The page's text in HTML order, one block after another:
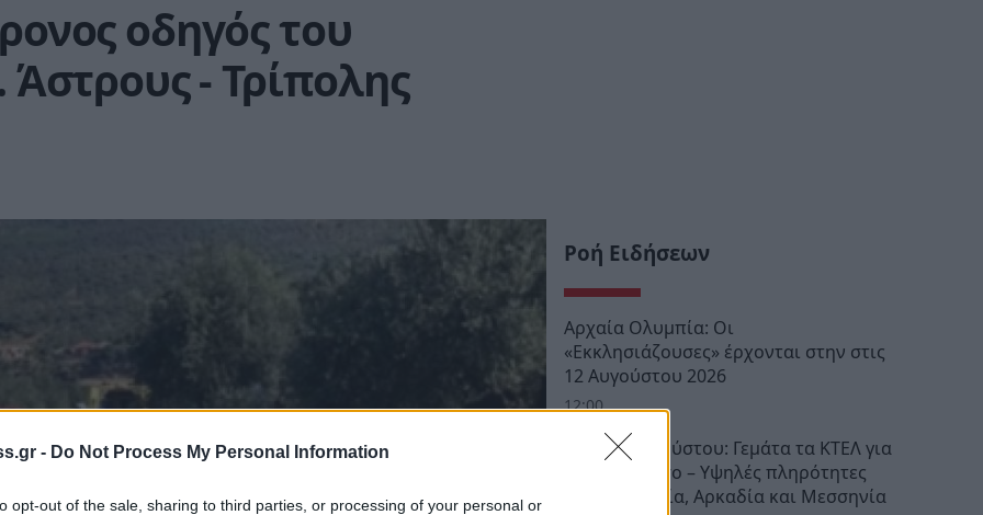
- Do Not Process My Personal Information
opt-out of the sale, sharing to third parties, or processing of your personal or
οδηγός του
- Τρίπολης
Ροή Ειδήσεων
Αρχαία Ολυμπία: Οι
«Εκκλησιάζουσες» έρχονται στην στις
12 Αυγούστου 2026
12:00
Έξοδος Αυγούστου: Γεμάτα τα ΚΤΕΛ για
Πελοπόννησο – Υψηλές πληρότητες
προς Λακωνία, Αρκαδία και Μεσσηνία